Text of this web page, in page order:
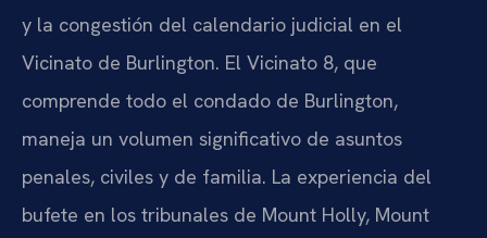
y la congestión del calendario judicial en el
Vicinato de Burlington. El Vicinato 8, que
comprende todo el condado de Burlington,
maneja un volumen significativo de asuntos
penales, civiles y de familia. La experiencia del
bufete en los tribunales de Mount Holly, Mount